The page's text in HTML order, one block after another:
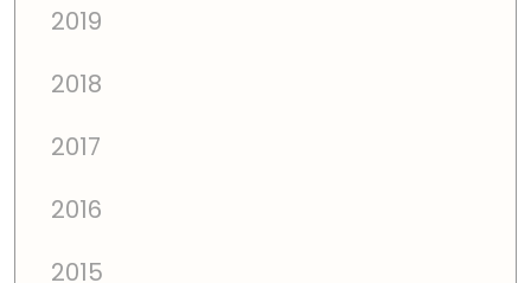
2019
2018
2017
2016
2015